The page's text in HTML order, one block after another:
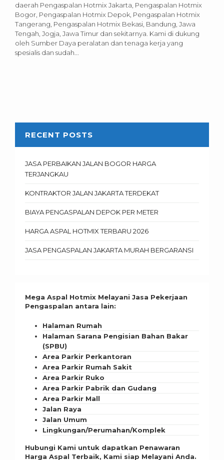
daerah Pengaspalan Hotmix Jakarta, Pengaspalan Hotmix
Bogor, Pengaspalan Hotmix Depok, Pengaspalan Hotmix
Tangerang, Pengaspalan Hotmix Bekasi, Bandung, Jawa
Tengah, Jogja, Jawa Timur dan sekitarnya. Kami di dukung
oleh Sumber Daya peralatan dan tenaga kerja yang
spesialis dan sudah...
RECENT POSTS
JASA PERBAIKAN JALAN BOGOR HARGA
TERJANGKAU
KONTRAKTOR JALAN JAKARTA TERDEKAT
BIAYA PENGASPALAN DEPOK PER METER
HARGA ASPAL HOTMIX TERBARU 2026
JASA PENGASPALAN JAKARTA MURAH BERGARANSI
Mega Aspal Hotmix Melayani Jasa Pekerjaan
Pengaspalan antara lain:
Halaman Rumah
Halaman Sarana Pengisian Bahan Bakar
(SPBU)
Area Parkir Perkantoran
Area Parkir Rumah Sakit
Area Parkir Ruko
Area Parkir Pabrik dan Gudang
Area Parkir Mall
Jalan Raya
Jalan Umum
Lingkungan/Perumahan/Komplek
Hubungi Kami untuk dapatkan Penawaran
Harga Aspal Terbaik, Kami siap Melayani Anda.